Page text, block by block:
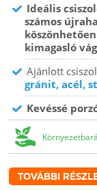
Ideális
számos
kimagasló
Ajánlott
gránit, acél,
Kevéssé
TOVÁBBI